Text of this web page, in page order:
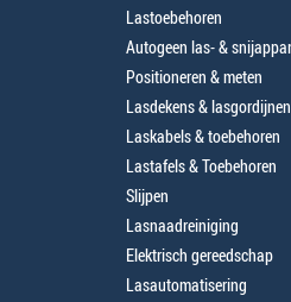
Lastoebehoren
Autogeen las- &
Positioneren & meten
Lasdekens & lasgordijnen
Laskabels & toebehoren
Lastafels & Toebehoren
Slijpen
Lasnaadreiniging
Elektrisch gereedschap
Lasautomatisering